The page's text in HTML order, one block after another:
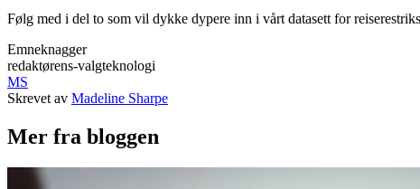
Følg med i del to som vil dykke dypere inn i vårt datasett for
Emneknagger
redaktørens-valgteknologi
MS
Skrevet av Madeline Sharpe
Mer fra bloggen